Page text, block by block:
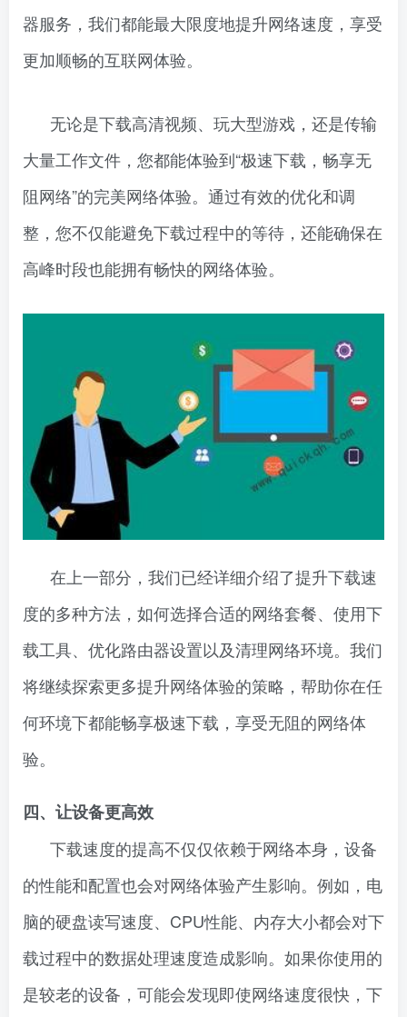
器服务，我们都能最大限度地提升网络速度，享受
更加顺畅的互联网体验。
无论是下载高清视频、玩大型游戏，还是传输
大量工作文件，您都能体验到“极速下载，畅享无
阻网络”的完美网络体验。通过有效的优化和调
整，您不仅能避免下载过程中的等待，还能确保在
高峰时段也能拥有畅快的网络体验。
在上一部分，我们已经详细介绍了提升下载速
度的多种方法，如何选择合适的网络套餐、使用下
载工具、优化路由器设置以及清理网络环境。我们
将继续探索更多提升网络体验的策略，帮助你在任
何环境下都能畅享极速下载，享受无阻的网络体
验。
四、让设备更高效
下载速度的提高不仅仅依赖于网络本身，设备
的性能和配置也会对网络体验产生影响。例如，电
脑的硬盘读写速度、CPU性能、内存大小都会对下
载过程中的数据处理速度造成影响。如果你使用的
是较老的设备，可能会发现即使网络速度很快，下